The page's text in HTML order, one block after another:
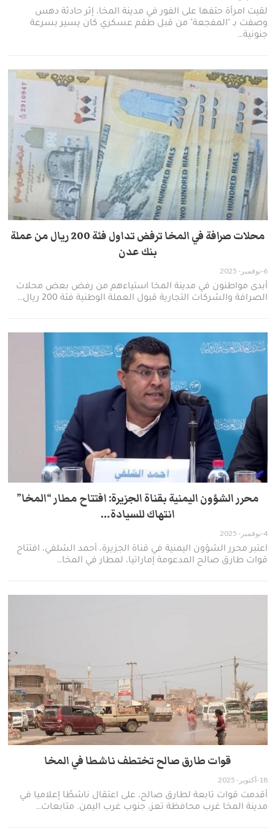
لقيت امرأة حتفها على الفور في مدينة المخا، إثر حادثة دهس
وصفت بـ "المفجعة" من قبل طقم عسكري كان يسير بسرعة
جنونية…
محلات صرافة في المخا ترفض تداول فئة 200 ريال من عملة
بنك عدن
6-نوفمبر- 2025
أبدى مواطنون في مدينة المخا استياءهم من رفض بعض محلات
الصرافة والشركات التجارية قبول العملة الوطنية فئة 200 ريال…
محرر الشؤون اليمنية بقناة الجزيرة: افتتاح مطار “المخا”
انتهاك للسيادة…
4-نوفمبر- 2025
اعتبر محرر الشؤون اليمنية في قناة الجزيرة، أحمد الشلفي، افتتاح
قوات طارق صالح المدعومة إماراتيا، لمطار في المخا…
قوات طارق صالح تختطف ناشطا في المخا
18-أكتوبر- 2025
أقدمت قوات تابعة لطارق صالح، على اعتقال ناشطًا إعلاميا في
مدينة المخا غرب محافظة تعز، جنوب غرب اليمن. متابعات…